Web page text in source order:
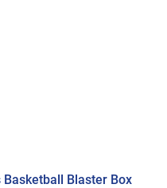
Blaster Box